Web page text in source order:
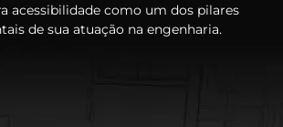
acessibilidade como um dos pilares
de sua atuação na engenharia.